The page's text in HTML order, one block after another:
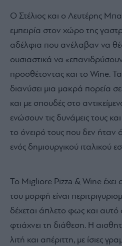
Ο Στέλιος και ο Λευτέρης
εμπειρία στον χώρο της
αδέλφια που ανέλαβαν να
ουσιαστικά να
προσθέτοντας και το Wine.
διανύσει μια μακρά πορεία
και με σπουδές στο
ενώσουν τις δυνάμεις τους
το όνειρό τους που δεν ήταν
ενός δημιουργικού ιταλικού
Το Migliore Pizza & Wine έχει
του μορφή είναι
δέχεται άπλετο φως και
φτιάχνει τη διάθεση. Η
λιτή και απέριττη, με ίσιες